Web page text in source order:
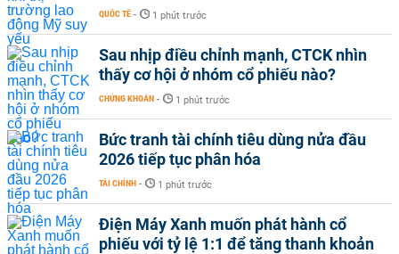
QUỐC TẾ - 1 phút trước
Sau nhịp điều chỉnh mạnh, CTCK nhìn
thấy cơ hội ở nhóm cổ phiếu nào?
CHỨNG KHOÁN - 1 phút trước
Bức tranh tài chính tiêu dùng nửa đầu
2026 tiếp tục phân hóa
TÀI CHÍNH - 1 phút trước
Điện Máy Xanh muốn phát hành cổ
phiếu với tỷ lệ 1:1 để tăng thanh khoản